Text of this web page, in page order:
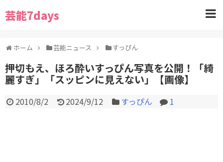
芸能7days
ホーム 芸能ニュース すっぴん
押切もえ、ほろ酔いすっぴん写真を公開！「綺
麗すぎ」「スッピンに見えない」【画像】
2010/8/2 2024/9/12 すっぴん 1